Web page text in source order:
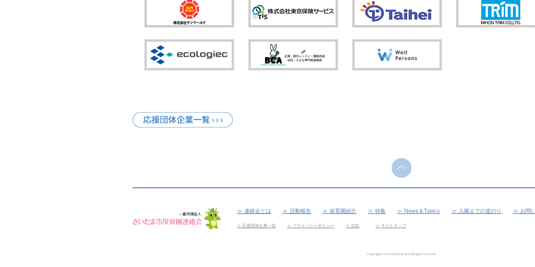
連絡会とは 活動報告 保育園紹介 特集 News＆Topics 入園までの道のり お問
応援団体企業一覧 プライバシーポリシー 定款 サイトマップ
Copyright © 2019 Rennrakukai All rights reserved.